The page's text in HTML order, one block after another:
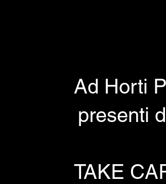
Ad Horti
presenti
TAKE